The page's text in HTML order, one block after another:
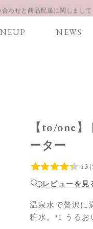
合わせと商品配送に関しまして
NEWS
【to/one
ーター
レビューを見
温泉水で贅沢に
粧水。*1 うるお